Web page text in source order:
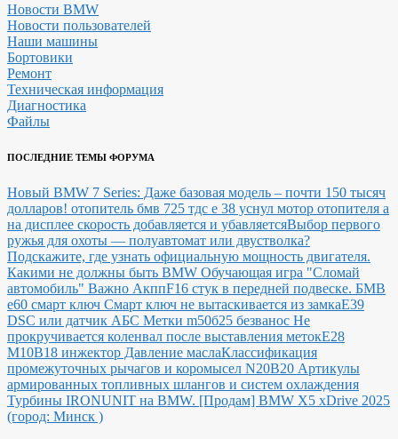
Новости BMW
Новости пользователей
Наши машины
Бортовики
Ремонт
Техническая информация
Диагностика
Файлы
ПОСЛЕДНИЕ ТЕМЫ ФОРУМА
Новый BMW 7 Series: Даже базовая модель – почти 150 тысяч
долларов! отопитель бмв 725 тдс е 38 уснул мотор отопителя а
на дисплее скорость добавляется и убавляетсяВыбор первого
ружья для охоты — полуавтомат или двустволка?
Подскажите, где узнать официальную мощность двигателя.
Какими не должны быть BMW Обучающая игра "Сломай
автомобиль" Важно АкппF16 стук в передней подвеске. БМВ
е60 смарт ключ Смарт ключ не вытаскивается из замкаE39
DSC или датчик АБС Метки m50б25 безванос Не
прокручивается коленвал после выставления метокЕ28
М10В18 инжектор Давление маслаКлассификация
промежуточных рычагов и коромысел N20B20 Артикулы
армированных топливных шлангов и систем охлаждения
Турбины IRONUNIT на BMW. [Продам] BMW X5 xDrive 2025
(город: Минск )